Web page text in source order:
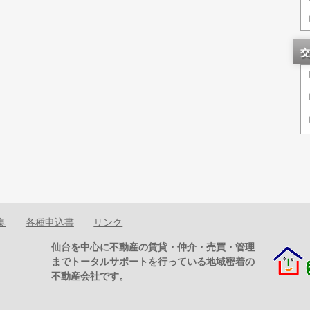
各種申込書 リンク
仙台を中心に不動産の賃貸・仲介・売買・管理
までトータルサポートを行っている地域密着の
不動産会社です。